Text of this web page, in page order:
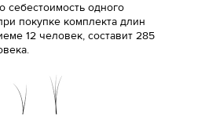
себестоимость одного
покупке комплекта длин
12 человек, составит 285